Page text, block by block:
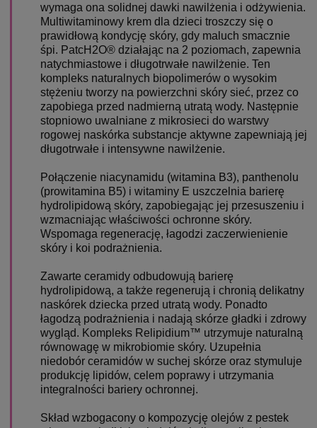
wymaga ona solidnej dawki nawilżenia i odżywienia.
Multiwitaminowy krem dla dzieci troszczy się o
prawidłową kondycję skóry, gdy maluch smacznie
śpi. PatcH2O® działając na 2 poziomach, zapewnia
natychmiastowe i długotrwałe nawilżenie. Ten
kompleks naturalnych biopolimerów o wysokim
stężeniu tworzy na powierzchni skóry sieć, przez co
zapobiega przed nadmierną utratą wody. Następnie
stopniowo uwalniane z mikrosieci do warstwy
rogowej naskórka substancje aktywne zapewniają jej
długotrwałe i intensywne nawilżenie.
Połączenie niacynamidu (witamina B3), panthenolu
(prowitamina B5) i witaminy E uszczelnia barierę
hydrolipidową skóry, zapobiegając jej przesuszeniu i
wzmacniając właściwości ochronne skóry.
Wspomaga regenerację, łagodzi zaczerwienienie
skóry i koi podrażnienia.
Zawarte ceramidy odbudowują barierę
hydrolipidową, a także regenerują i chronią delikatny
naskórek dziecka przed utratą wody. Ponadto
łagodzą podrażnienia i nadają skórze gładki i zdrowy
wygląd. Kompleks Relipidium™ utrzymuje naturalną
równowagę w mikrobiomie skóry. Uzupełnia
niedobór ceramidów w suchej skórze oraz stymuluje
produkcję lipidów, celem poprawy i utrzymania
integralności bariery ochronnej.
Skład wzbogacony o kompozycję olejów z pestek